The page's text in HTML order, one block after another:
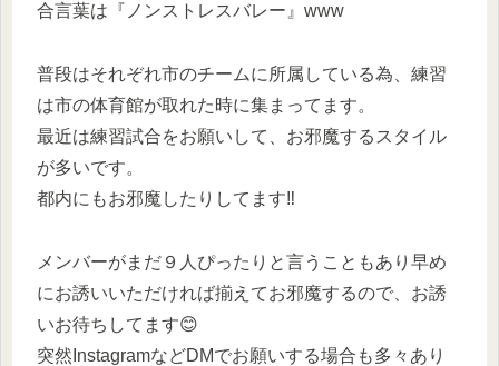
合言葉は『ノンストレスバレー』www
普段はそれぞれ市のチームに所属している為、練習
は市の体育館が取れた時に集まってます。
最近は練習試合をお願いして、お邪魔するスタイル
が多いです。
都内にもお邪魔したりしてます‼︎
メンバーがまだ９人ぴったりと言うこともあり早め
にお誘いいただければ揃えてお邪魔するので、お誘
いお待ちしてます😊
突然InstagramなどDMでお願いする場合も多々あり